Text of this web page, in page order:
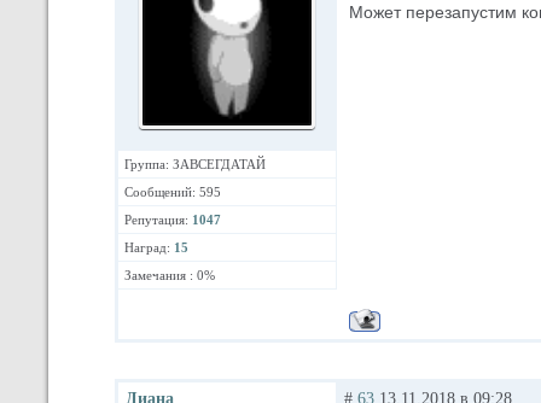
Группа: ЗАВСЕГДАТАЙ
Сообщений: 595
Репутация: 1047
Наград: 15
Замечания : 0%
Может перезапустим
Диана # 63 13.11.2018 в 09:28